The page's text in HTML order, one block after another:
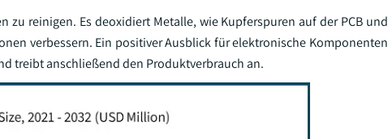
reinigen. Es deoxidiert Metalle, wie Kupferspuren auf der PCB und
verbessern. Ein positiver Ausblick für elektronische Komponenten
treibt anschließend den Produktverbrauch an.